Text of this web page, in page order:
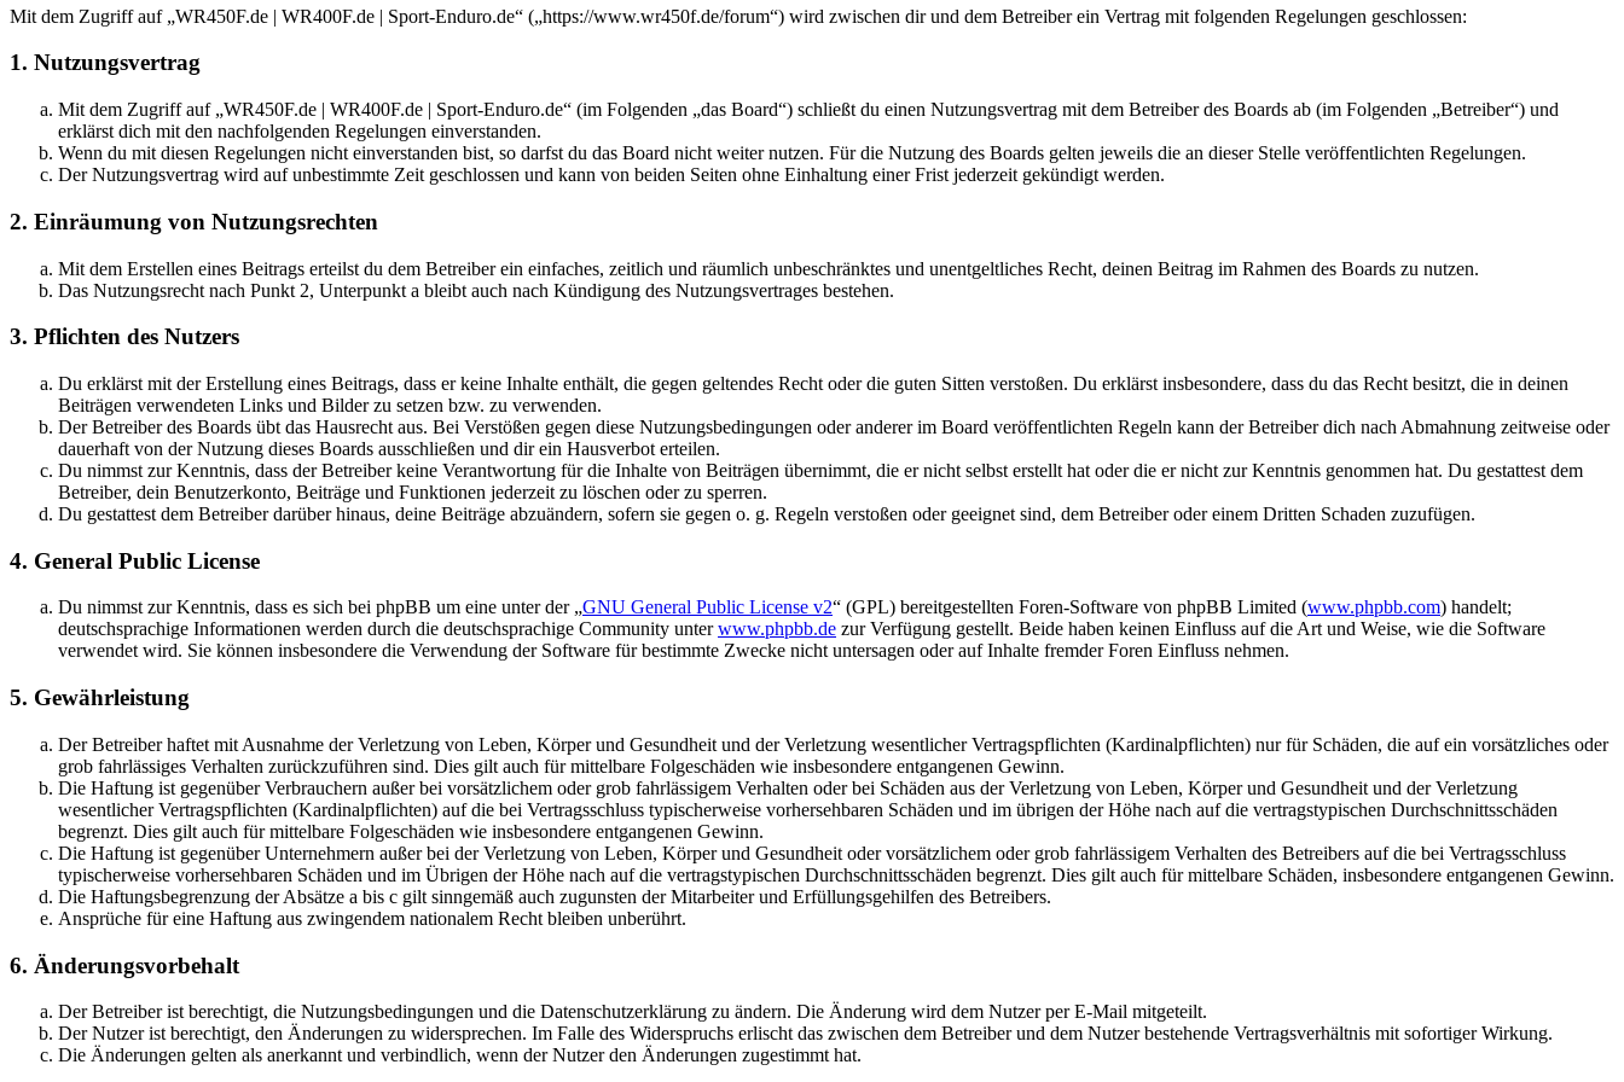
Mit dem Zugriff auf „WR450F.de | WR400F.de | Sport-Enduro.de“ („https://www.wr450f.de/forum“) wird zwischen dir und dem Betreiber ein Vertrag mit folgenden Regelungen geschlossen:
1. Nutzungsvertrag
Mit dem Zugriff auf „WR450F.de | WR400F.de | Sport-Enduro.de“ (im Folgenden „das Board“) schließt du einen Nutzungsvertrag mit dem Betreiber des Boards ab (im Folgenden „Betreiber“) und
erklärst dich mit den nachfolgenden Regelungen einverstanden.
Wenn du mit diesen Regelungen nicht einverstanden bist, so darfst du das Board nicht weiter nutzen. Für die Nutzung des Boards gelten jeweils die an dieser Stelle veröffentlichten Regelungen.
Der Nutzungsvertrag wird auf unbestimmte Zeit geschlossen und kann von beiden Seiten ohne Einhaltung einer Frist jederzeit gekündigt werden.
2. Einräumung von Nutzungsrechten
Mit dem Erstellen eines Beitrags erteilst du dem Betreiber ein einfaches, zeitlich und räumlich unbeschränktes und unentgeltliches Recht, deinen Beitrag im Rahmen des Boards zu nutzen.
Das Nutzungsrecht nach Punkt 2, Unterpunkt a bleibt auch nach Kündigung des Nutzungsvertrages bestehen.
3. Pflichten des Nutzers
Du erklärst mit der Erstellung eines Beitrags, dass er keine Inhalte enthält, die gegen geltendes Recht oder die guten Sitten verstoßen. Du erklärst insbesondere, dass du das Recht besitzt, die in deinen
Beiträgen verwendeten Links und Bilder zu setzen bzw. zu verwenden.
Der Betreiber des Boards übt das Hausrecht aus. Bei Verstößen gegen diese Nutzungsbedingungen oder anderer im Board veröffentlichten Regeln kann der Betreiber dich nach Abmahnung zeitweise oder
dauerhaft von der Nutzung dieses Boards ausschließen und dir ein Hausverbot erteilen.
Du nimmst zur Kenntnis, dass der Betreiber keine Verantwortung für die Inhalte von Beiträgen übernimmt, die er nicht selbst erstellt hat oder die er nicht zur Kenntnis genommen hat. Du gestattest dem
Betreiber, dein Benutzerkonto, Beiträge und Funktionen jederzeit zu löschen oder zu sperren.
Du gestattest dem Betreiber darüber hinaus, deine Beiträge abzuändern, sofern sie gegen o. g. Regeln verstoßen oder geeignet sind, dem Betreiber oder einem Dritten Schaden zuzufügen.
4. General Public License
Du nimmst zur Kenntnis, dass es sich bei phpBB um eine unter der „GNU General Public License v2“ (GPL) bereitgestellten Foren-Software von phpBB Limited (www.phpbb.com) handelt;
deutschsprachige Informationen werden durch die deutschsprachige Community unterwww.phpbb.de zur Verfügung gestellt. Beide haben keinen Einfluss auf die Art und Weise, wie die Software
verwendet wird. Sie können insbesondere die Verwendung der Software für bestimmte Zwecke nicht untersagen oder auf Inhalte fremder Foren Einfluss nehmen.
5. Gewährleistung
Der Betreiber haftet mit Ausnahme der Verletzung von Leben, Körper und Gesundheit und der Verletzung wesentlicher Vertragspflichten (Kardinalpflichten) nur für Schäden, die auf ein vorsätzliches oder
grob fahrlässiges Verhalten zurückzuführen sind. Dies gilt auch für mittelbare Folgeschäden wie insbesondere entgangenen Gewinn.
Die Haftung ist gegenüber Verbrauchern außer bei vorsätzlichem oder grob fahrlässigem Verhalten oder bei Schäden aus der Verletzung von Leben, Körper und Gesundheit und der Verletzung
wesentlicher Vertragspflichten (Kardinalpflichten) auf die bei Vertragsschluss typischerweise vorhersehbaren Schäden und im übrigen der Höhe nach auf die vertragstypischen Durchschnittsschäden
begrenzt. Dies gilt auch für mittelbare Folgeschäden wie insbesondere entgangenen Gewinn.
Die Haftung ist gegenüber Unternehmern außer bei der Verletzung von Leben, Körper und Gesundheit oder vorsätzlichem oder grob fahrlässigem Verhalten des Betreibers auf die bei Vertragsschluss
typischerweise vorhersehbaren Schäden und im Übrigen der Höhe nach auf die vertragstypischen Durchschnittsschäden begrenzt. Dies gilt auch für mittelbare Schäden, insbesondere entgangenen Gewinn.
Die Haftungsbegrenzung der Absätze a bis c gilt sinngemäß auch zugunsten der Mitarbeiter und Erfüllungsgehilfen des Betreibers.
Ansprüche für eine Haftung aus zwingendem nationalem Recht bleiben unberührt.
6. Änderungsvorbehalt
Der Betreiber ist berechtigt, die Nutzungsbedingungen und die Datenschutzerklärung zu ändern. Die Änderung wird dem Nutzer per E-Mail mitgeteilt.
Der Nutzer ist berechtigt, den Änderungen zu widersprechen. Im Falle des Widerspruchs erlischt das zwischen dem Betreiber und dem Nutzer bestehende Vertragsverhältnis mit sofortiger Wirkung.
Die Änderungen gelten als anerkannt und verbindlich, wenn der Nutzer den Änderungen zugestimmt hat.